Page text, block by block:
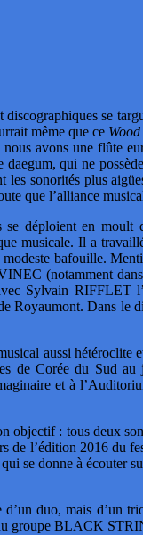
discographiques se
même que ce
avons une flûte
qui ne
sonorités plus
que l’alliance
déploient en
musicale. Il a
bafouille.
(notamment
Sylvain RIFFLET
Dans
aussi
de Corée du Sud
et à
: tous deux
l’édition 2016 du
se donne à
d’un duo, mais d’un
groupe BLACK